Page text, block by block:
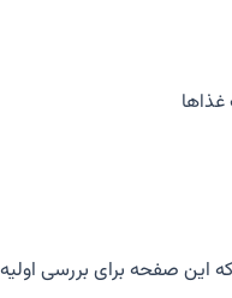
این صفحه برای بررسی